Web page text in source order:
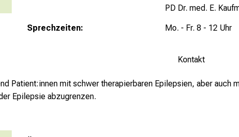
PD Dr. med. E.
Sprechzeiten: Mo. - Fr. 8 - 12 Uhr
Kontakt
Patient:innen mit schwer therapierbaren Epilepsien, aber auch
Epilepsie abzugrenzen.